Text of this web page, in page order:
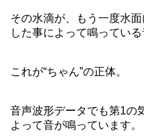
その水滴が、もう一度水
した事によって鳴っている
これが“ちゃん”の正体。
音声波形データでも第1の
よって音が鳴っています。